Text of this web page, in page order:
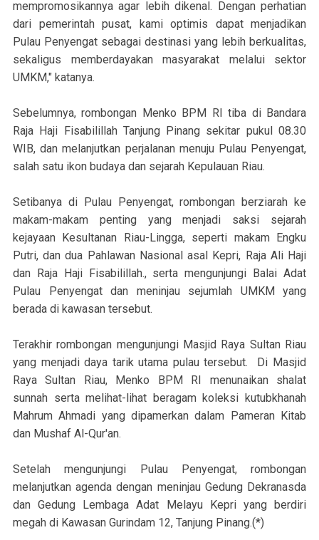
mempromosikannya agar lebih dikenal. Dengan perhatian
dari pemerintah pusat, kami optimis dapat menjadikan
Pulau Penyengat sebagai destinasi yang lebih berkualitas,
sekaligus memberdayakan masyarakat melalui sektor
UMKM," katanya.
Sebelumnya, rombongan Menko BPM RI tiba di Bandara
Raja Haji Fisabilillah Tanjung Pinang sekitar pukul 08.30
WIB, dan melanjutkan perjalanan menuju Pulau Penyengat,
salah satu ikon budaya dan sejarah Kepulauan Riau.
Setibanya di Pulau Penyengat, rombongan berziarah ke
makam-makam penting yang menjadi saksi sejarah
kejayaan Kesultanan Riau-Lingga, seperti makam Engku
Putri, dan dua Pahlawan Nasional asal Kepri, Raja Ali Haji
dan Raja Haji Fisabilillah., serta mengunjungi Balai Adat
Pulau Penyengat dan meninjau sejumlah UMKM yang
berada di kawasan tersebut.
Terakhir rombongan mengunjungi Masjid Raya Sultan Riau
yang menjadi daya tarik utama pulau tersebut. Di Masjid
Raya Sultan Riau, Menko BPM RI menunaikan shalat
sunnah serta melihat-lihat beragam koleksi kutubkhanah
Mahrum Ahmadi yang dipamerkan dalam Pameran Kitab
dan Mushaf Al-Qur'an.
Setelah mengunjungi Pulau Penyengat, rombongan
melanjutkan agenda dengan meninjau Gedung Dekranasda
dan Gedung Lembaga Adat Melayu Kepri yang berdiri
megah di Kawasan Gurindam 12, Tanjung Pinang.(*)